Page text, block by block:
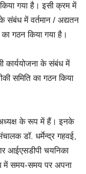
गया है। इसी क्रम में
संबंध में वर्तमान / अद्यतन
गठन किया गया है।
के संबंध में
समिति का गठन किया
अध्यक्ष के रूप में हैं। इनके
डॉ. धर्मेन्द्र गहवई,
आईएसडीपी चयनिका
में समय-समय पर अपना